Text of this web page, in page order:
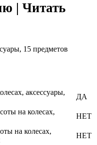
| Читать
аксессуары,
ДА
на колесах,
НЕТ
на колесах,
НЕТ